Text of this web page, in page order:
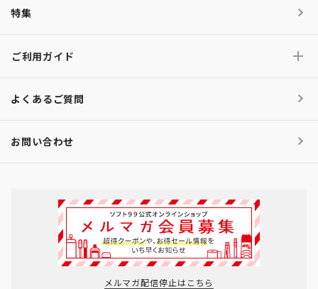
特集
ご利用ガイド
よくあるご質問
お問い合わせ
メルマガ配信停止はこちら